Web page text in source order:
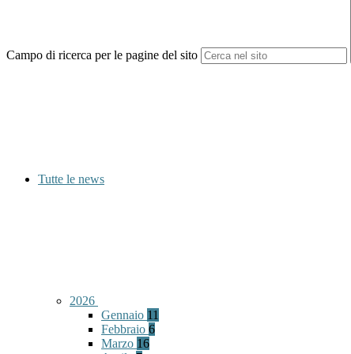
Campo di ricerca per le pagine del sito
Tutte le news
2026
Gennaio 11
Febbraio 6
Marzo 16